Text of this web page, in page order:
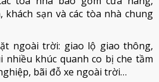
sạn và các tòa nhà chung
ngoài trời: giao lộ giao thông,
khúc quanh co bị che tầm
bãi đỗ xe ngoài trời…